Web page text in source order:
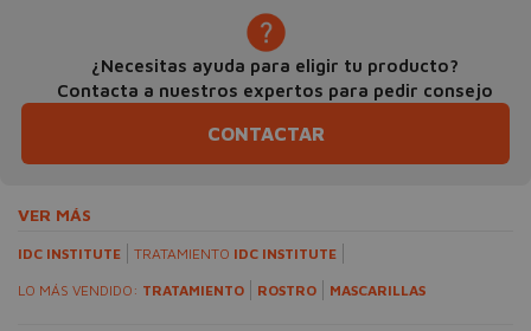
¿Necesitas ayuda para eligir tu producto?
Contacta a nuestros expertos para pedir consejo
CONTACTAR
VER MÁS
IDC INSTITUTE TRATAMIENTO IDC INSTITUTE
LO MÁS VENDIDO: TRATAMIENTO ROSTRO MASCARILLAS